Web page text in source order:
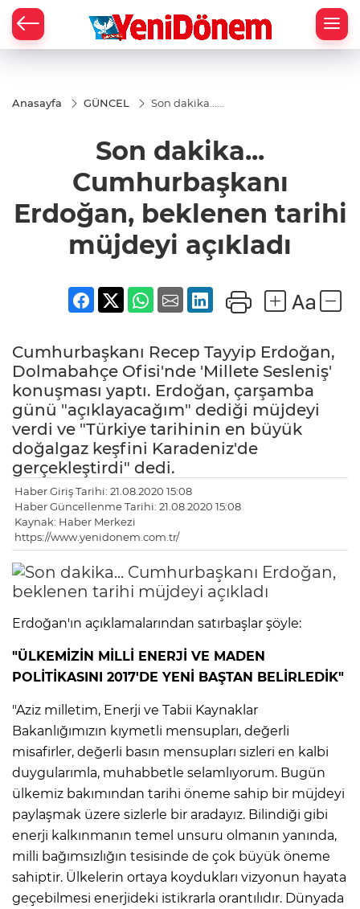
Anasayfa GÜNCEL
Son dakika...
beklenen tarihi
müjdeyi
Son dakika...
Cumhurbaşkanı
Erdoğan, beklenen tarihi
müjdeyi açıkladı
Cumhurbaşkanı Recep Tayyip Erdoğan,
Dolmabahçe Ofisi'nde 'Millete Sesleniş'
konuşması yaptı. Erdoğan, çarşamba
günü "açıklayacağım" dediği müjdeyi
verdi ve "Türkiye tarihinin en büyük
doğalgaz keşfini Karadeniz'de
gerçekleştirdi" dedi.
Haber Giriş Tarihi: 21.08.2020 15:08
Haber Güncellenme Tarihi: 21.08.2020 15:08
Kaynak: Haber Merkezi
https://www.yenidonem.com.tr/
Erdoğan'ın açıklamalarından satırbaşlar şöyle:
"ÜLKEMİZİN MİLLİ ENERJİ VE MADEN
POLİTİKASINI 2017'DE YENİ BAŞTAN BELİRLEDİK"
"Aziz milletim, Enerji ve Tabii Kaynaklar
Bakanlığımızın kıymetli mensupları, değerli
misafirler, değerli basın mensupları sizleri en kalbi
duygularımla, muhabbetle selamlıyorum. Bugün
ülkemiz bakımından tarihi öneme sahip bir müjdeyi
paylaşmak üzere sizlerle bir aradayız. Bilindiği gibi
enerji kalkınmanın temel unsuru olmanın yanında,
milli bağımsızlığın tesisinde de çok büyük öneme
sahiptir. Ülkelerin ortaya koydukları vizyonun hayata
geçebilmesi enerjideki istikrarla orantılıdır. Dünyada